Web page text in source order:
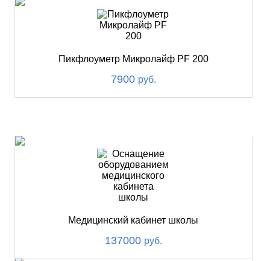
Пикфлоуметр Микролайф PF 200
7900 руб.
Медицинский кабинет школы
137000 руб.